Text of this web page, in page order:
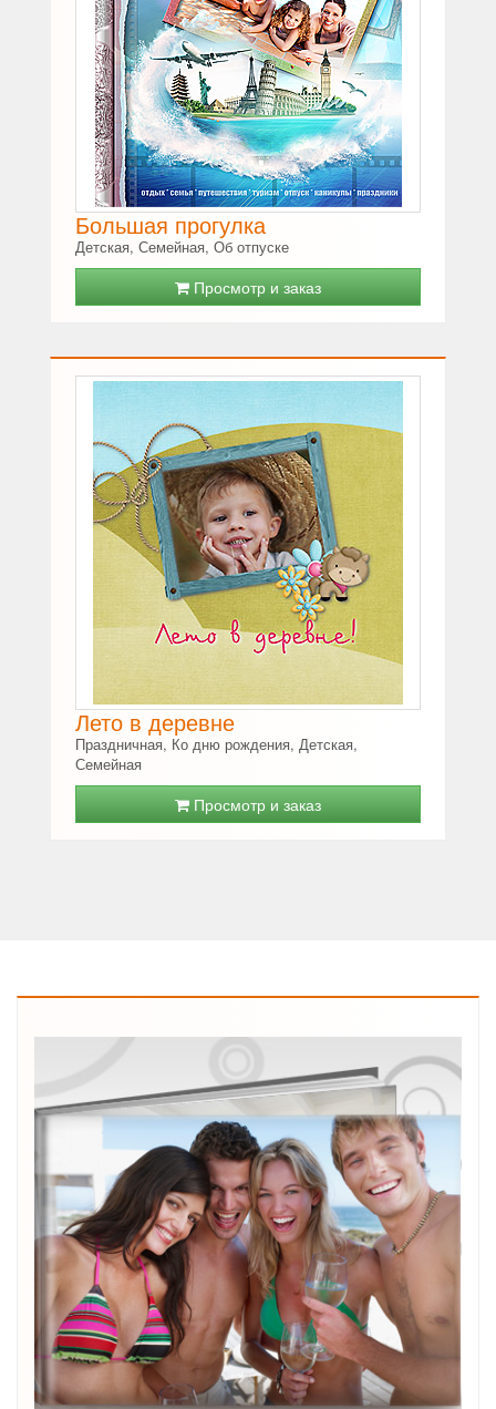
Большая прогулка
Детская, Семейная, Об отпуске
Просмотр и заказ
Лето в деревне
Праздничная, Ко дню рождения, Детская,
Семейная
Просмотр и заказ